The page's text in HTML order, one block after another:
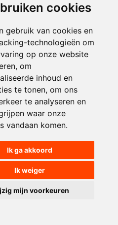
cookies
gebruik van cookies en
technologieën om
op onze website
om
inhoud en
te tonen, om ons
te analyseren en
waar onze
vandaan komen.
Ik ga akkoord
Ik weiger
mijn voorkeuren
Frans Van Dusschoten
2024